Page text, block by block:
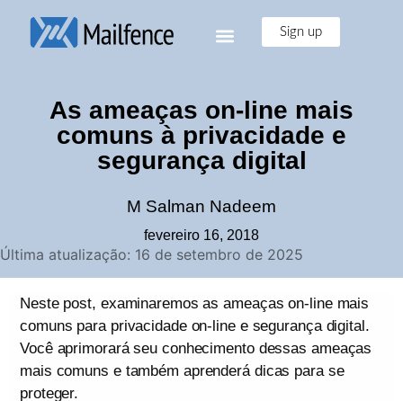
Sign up
As ameaças on-line mais
comuns à privacidade e
segurança digital
M Salman Nadeem
fevereiro 16, 2018
Última atualização: 16 de setembro de 2025
Neste post, examinaremos as ameaças on-line mais
comuns para privacidade on-line e segurança digital.
Você aprimorará seu conhecimento dessas ameaças
mais comuns e também aprenderá dicas para se
proteger.